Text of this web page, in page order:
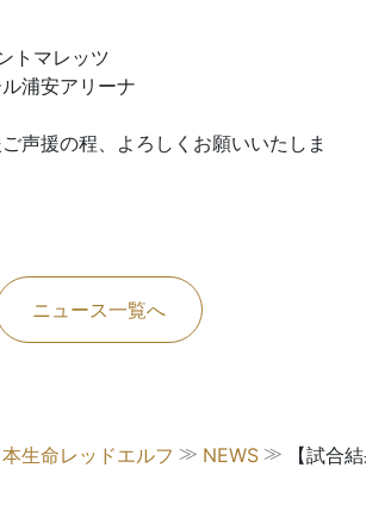
マレッツ
浦安アリーナ
声援の程、よろしくお願いいたしま
ニュース一覧へ
本生命レッドエルフ ≫ NEWS ≫ 【試合